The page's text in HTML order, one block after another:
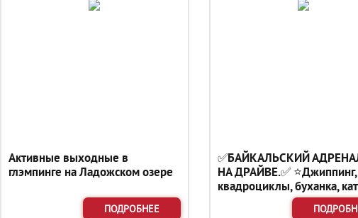
Активные выходные в
глэмпинге на Ладожском озере
ПОДРОБНЕЕ
✅БАЙКАЛЬСКИЙ
НА ДРАЙВЕ.✅ ⭐Джиппинг,
квадроциклы, буханка,
спуск в пещеру и мн.др.⭐